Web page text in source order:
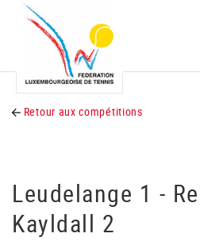
Retour aux compétitions
Leudelange 1 -
Kayldall 2